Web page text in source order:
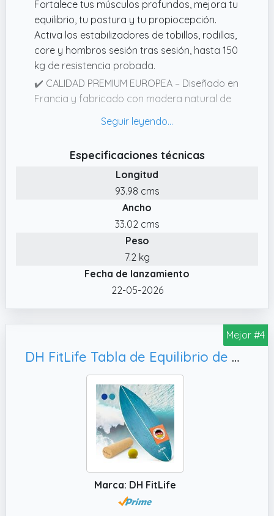
Fortalece tus músculos profundos, mejora tu
equilibrio, tu postura y tu propiocepción.
Activa los estabilizadores de tobillos, rodillas,
core y hombros sesión tras sesión, hasta 150
kg de resistencia probada.
✔️ CALIDAD PREMIUM EUROPEA – Diseñado en
Francia y fabricado con madera natural de
seleccionados uno a uno por su robustez y
antideslizante y construcción pensada para
acompañarte durante años.
✔️ BIBLIOTECA DE VÍDEOS GRATUITA – Accede
sin coste adicional a nuestra biblioteca de
vídeos: ejercicios guiados paso a paso para
progresar a tu ritmo, desde los movimientos
básicos hasta las rutinas más avanzadas. Tu
progresión, estructurada y eficaz,
directamente desde casa.
al fitness, profesionales de la rehabilitación o
control corporal y su rendimiento físico, sea
cual sea su nivel.
✔️ MATERIALES NATURALES Y
ECORESPONSABLES – Madera certificada y
corcho reciclable seleccionados por su
durabilidad y su tacto natural. Un producto
premium pensado para durar.
Especificaciones técnicas
Longitud
93.98 cms
Ancho
33.02 cms
Peso
7.2 kg
Fecha de lanzamiento
22-05-2026
Mejor #4
DH FitLife Tabla de Equilibrio de Madera Natural con Rocker Shape, Incluye Rueda y Bola
Marca: DH FitLife